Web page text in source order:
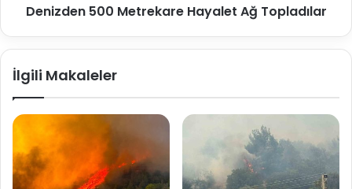
Denizden 500 Metrekare Hayalet Ağ Topladılar
İlgili Makaleler